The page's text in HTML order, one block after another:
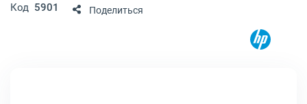
Код 5901 Поделиться